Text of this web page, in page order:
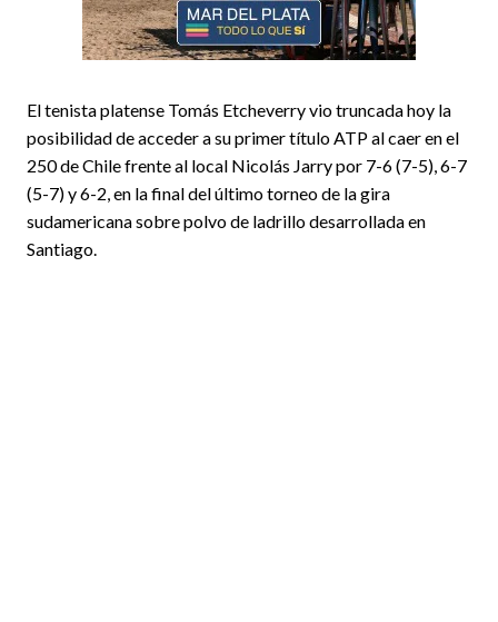
El tenista platense Tomás Etcheverry vio truncada hoy la
posibilidad de acceder a su primer título ATP al caer en el
250 de Chile frente al local Nicolás Jarry por 7-6 (7-5), 6-7
(5-7) y 6-2, en la final del último torneo de la gira
sudamericana sobre polvo de ladrillo desarrollada en
Santiago.